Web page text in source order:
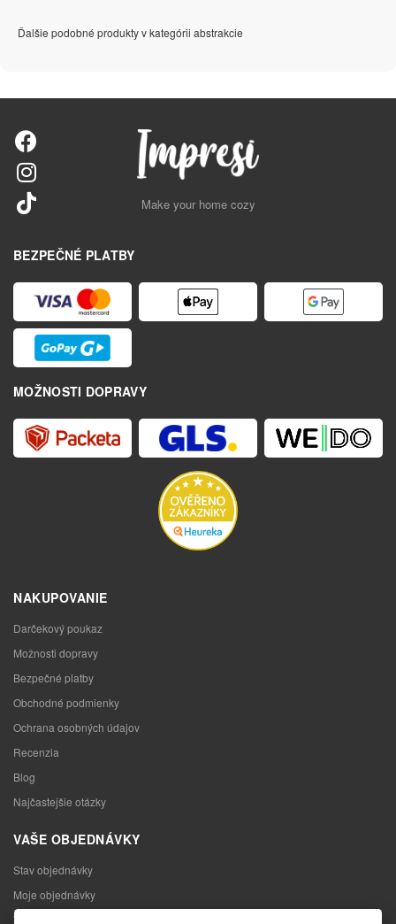
Ďalšie podobné produkty v kategórii abstrakcie
Make your home cozy
BEZPEČNÉ PLATBY
MOŽNOSTI DOPRAVY
NAKUPOVANIE
Darčekový poukaz
Možnosti dopravy
Bezpečné platby
Obchodné podmienky
Ochrana osobných údajov
Recenzia
Blog
Najčastejšie otázky
VAŠE OBJEDNÁVKY
Stav objednávky
Moje objednávky
Výmena tovaru